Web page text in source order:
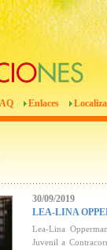
Enlaces
30/09/2019
LEA-LINA
Lea-Lina
Juvenil a